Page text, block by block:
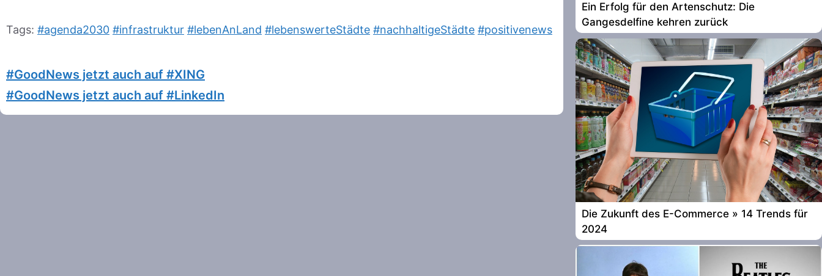
Tags: #agenda2030 #infrastruktur #lebenAnLand #lebenswerteStädte #nachhaltigeStädte #positivenews
#GoodNews jetzt auch auf #XING
#GoodNews jetzt auch auf #LinkedIn
Ein Erfolg für den Artenschutz: Die
Gangesdelfine kehren zurück
Die Zukunft des E-Commerce » 14 Trends für
2024